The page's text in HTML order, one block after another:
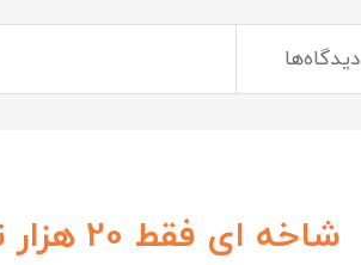
دیدگاه‌ها
شاخه ای فقط 20 هزار تومان